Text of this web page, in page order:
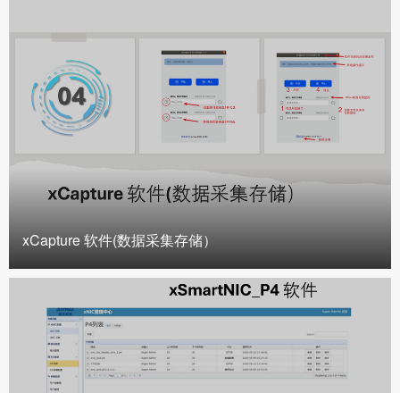
xCapture 软件(数据采集存储）